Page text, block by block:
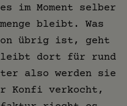
im Moment selber
bleibt. Was
übrig ist, geht
dort für rund
also werden sie
Konfi verkocht,